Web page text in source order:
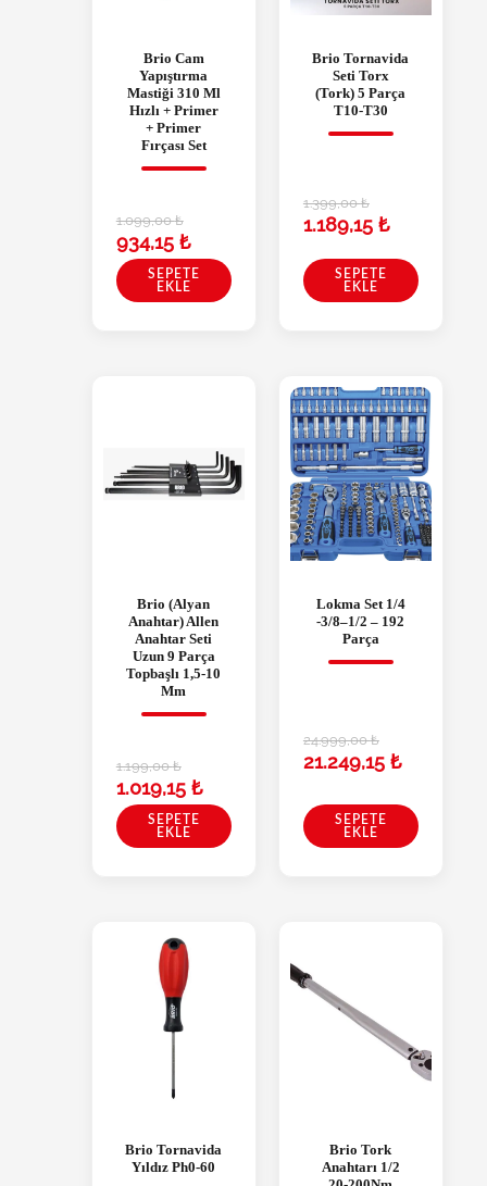
Brio Cam
Yapıştırma
Mastiği 310 Ml
Hızlı + Primer
+ Primer
Fırçası Set
1.099,00₺
934,15 ₺
SEPETE
EKLE
Brio Tornavida
Seti Torx
(Tork) 5 Parça
T10-T30
1.399,00₺
1.189,15 ₺
SEPETE
EKLE
Brio (Alyan
Anahtar) Allen
Anahtar Seti
Uzun 9 Parça
Topbaşlı 1,5-10
Mm
1.199,00₺
1.019,15 ₺
SEPETE
EKLE
Lokma Set 1/4
-3/8–1/2 – 192
Parça
24.999,00₺
21.249,15 ₺
SEPETE
EKLE
Brio Tornavida
Yıldız Ph0-60
Brio Tork
Anahtarı 1/2